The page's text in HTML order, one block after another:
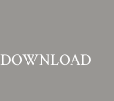
DOWNLOAD